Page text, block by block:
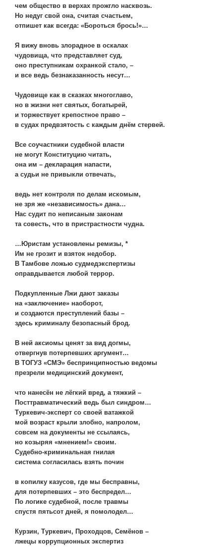
чем общество в верхах прожгло насквозь.
Но недуг свой она, считая счастьем,
отпишет как всегда: «Бороться брось!»…
Я вижу вновь злорадное в оскалах
чудовища, что представляет суд,
оно преступникам охранкой стало, –
и все ведь безнаказанность несут…
Чудовище как в сказках многоглаво,
но в жизни нет святых, богатырей,
и торжествует крепостное право –
в судах предвзятость с каждым днём стервей.
Все соучастники судебной власти
не могут Конституцию читать,
она им – декларация напасти,
а судьи не привыкли отвечать,
ведь нет контроля по делам искомым,
не зря же «независимость» дана…
Нас судит по неписаным законам
та совесть, что в пристрастности чудна.
…Юристам установлены ремизы, *
Им не грозит и взяток недобор.
В Тамбове ложью судмедэкспертизы
оправдывается любой террор.
Подкупленные Лжи дают заказы
на «заключение» наоборот,
и создаются преступлений базы –
здесь криминалу безопасный брод.
В ней аксиомы ценят за вид догмы,
отвергнув потерпевших аргумент…
В ТОГУЗ «СМЭ» беспринципностью ведомы
презрели медицинский документ,
что нанесён не лёгкий вред, а тяжкий –
Посттравматический ведь был синдром…
Туркевич-эксперт со своей ватажкой
мой возраст крыли злобно, напролом,
совсем на документы не ссылаясь,
но козыряя «мнением!» своим.
Судебно-криминальная гнилая
система согласилась взять почин
в копилку казусов, где мы бесправны,
для потерпевших – это беспредел…
По логике судебной, после травмы
спустя пятьсот дней, я помолодел…
Курзин, Туркевич, Проходцов, Семёнов –
лжецы коррупционных экспертиз